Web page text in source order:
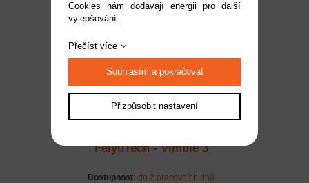
FeiyuTech - Vimble 3
Dostupnost: do 2 pracovních dnů
Cookies nám dodávají energii pro další
vylepšování.
Přečíst více
Souhlasím a pokračovat
Přizpůsobit nastavení